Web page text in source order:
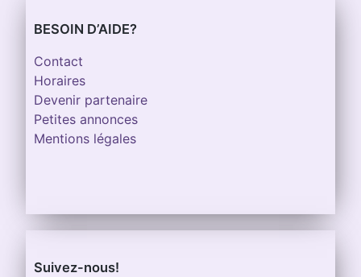
BESOIN D’AIDE?
Contact
Horaires
Devenir partenaire
Petites annonces
Mentions légales
Suivez-nous!